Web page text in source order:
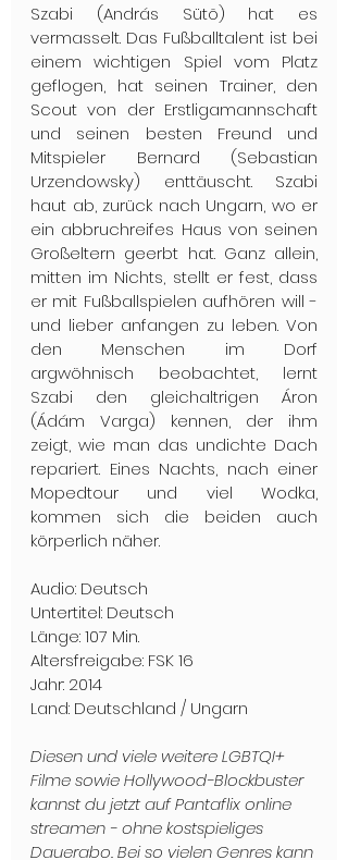
Szabi (András Sütõ) hat es
vermasselt. Das Fußballtalent ist bei
einem wichtigen Spiel vom Platz
geflogen, hat seinen Trainer, den
Scout von der Erstligamannschaft
und seinen besten Freund und
Mitspieler Bernard (Sebastian
Urzendowsky) enttäuscht. Szabi
haut ab, zurück nach Ungarn, wo er
ein abbruchreifes Haus von seinen
Großeltern geerbt hat. Ganz allein,
mitten im Nichts, stellt er fest, dass
er mit Fußballspielen aufhören will -
und lieber anfangen zu leben. Von
den Menschen im Dorf
argwöhnisch beobachtet, lernt
Szabi den gleichaltrigen Áron
(Ádám Varga) kennen, der ihm
zeigt, wie man das undichte Dach
repariert. Eines Nachts, nach einer
Mopedtour und viel Wodka,
kommen sich die beiden auch
körperlich näher.
Audio: Deutsch
Untertitel: Deutsch
Länge: 107 Min.
Altersfreigabe: FSK 16
Jahr: 2014
Land: Deutschland / Ungarn
Diesen und viele weitere LGBTQI+
Filme sowie Hollywood-Blockbuster
kannst du jetzt auf Pantaflix online
streamen - ohne kostspieliges
Dauerabo. Bei so vielen Genres kann